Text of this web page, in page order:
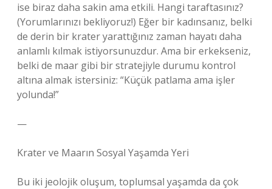
ise biraz daha sakin ama etkili. Hangi taraftasınız?
(Yorumlarınızı bekliyoruz!) Eğer bir kadınsanız, belki
de derin bir krater yarattığınız zaman hayatı daha
anlamlı kılmak istiyorsunuzdur. Ama bir erkekseniz,
belki de maar gibi bir stratejiyle durumu kontrol
altına almak istersiniz: “Küçük patlama ama işler
yolunda!”
—
Krater ve Maarın Sosyal Yaşamda Yeri
Bu iki jeolojik oluşum, toplumsal yaşamda da çok